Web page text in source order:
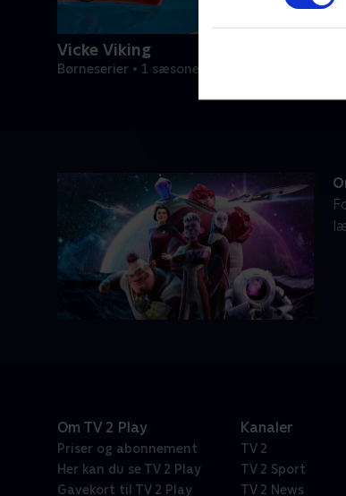
Vicke Viking
Børneserier • 1 sæsoner
Om TV 2 Play
Priser og abonnement
Her kan du se TV 2 Play
Gavekort til TV 2 Play
Kanaler
TV 2
TV 2 Sport
TV 2 News